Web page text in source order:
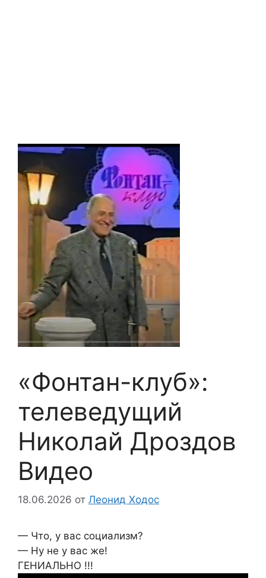
«Фонтан-клуб»:
телеведущий
Николай Дроздов
Видео
18.06.2026 от Леонид Ходос
— Что, у вас социализм?
— Ну не у вас же!
ГЕНИАЛЬНО !!!